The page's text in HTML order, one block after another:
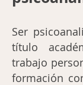
Ser
título
trabajo
formación